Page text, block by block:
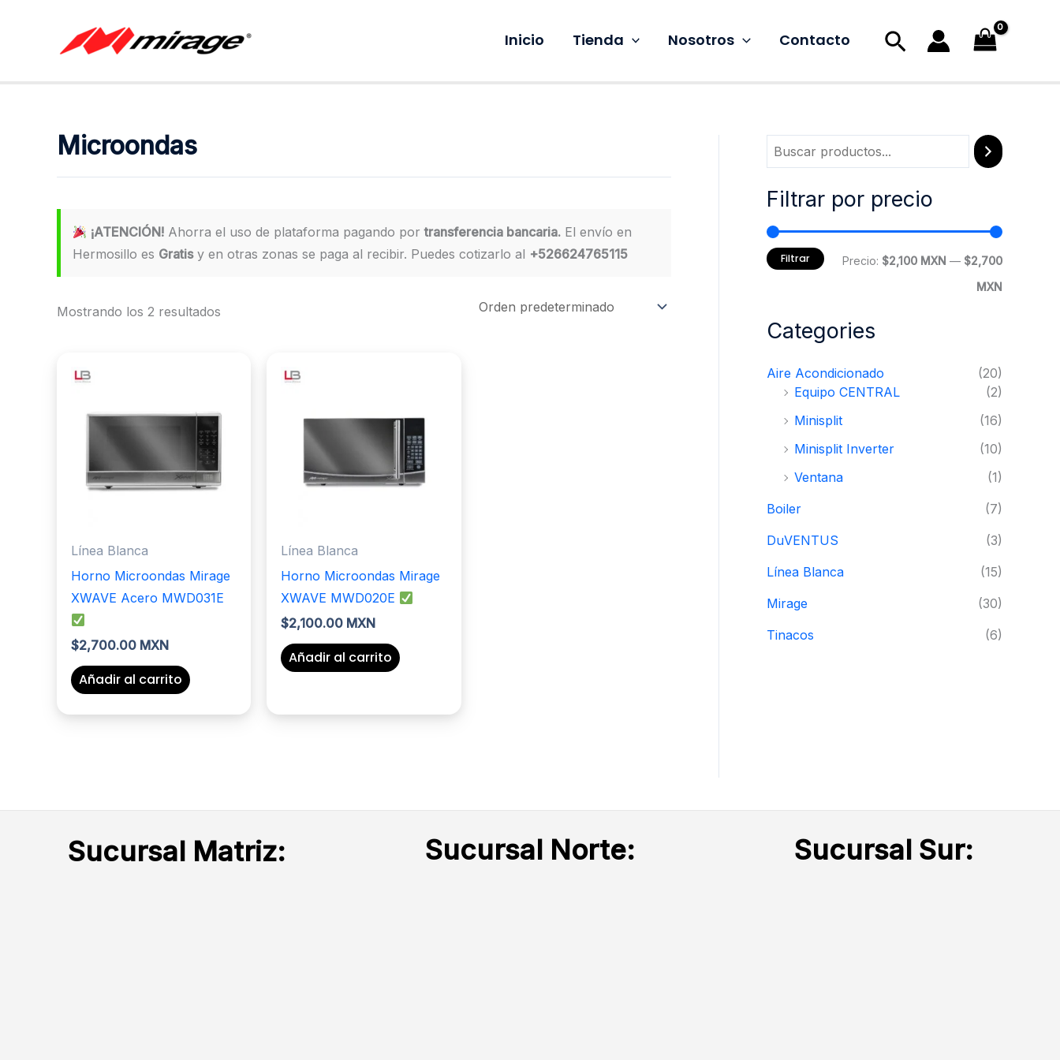
Inicio Tienda Nosotros Contacto Buscar
Microondas
¡ATENCIÓN! Ahorra el uso de plataforma pagando portransferencia bancaria. El envío en
Hermosillo es Gratisy en otras zonas se paga al recibir. Puedes cotizarlo al +526624765115
Mostrando los 2 resultados
Línea Blanca
Horno Microondas Mirage
XWAVE Acero MWD031E
$2,700.00 MXN
Añadir al carrito
Línea Blanca
Horno Microondas Mirage
XWAVE MWD020E
$2,100.00 MXN
Añadir al carrito
Filtrar por precio
PP
Filtrar Precio: $2,100 MXN — $2,700
MXN
Categories
Aire Acondicionado
(20)
Equipo CENTRAL
(2)
Minisplit
(16)
Minisplit Inverter
(10)
Ventana
(1)
Boiler
(7)
DuVENTUS
(3)
Línea Blanca
(15)
Mirage
(30)
Tinacos
(6)
Sucursal Matriz: Sucursal Norte: Sucursal Sur: